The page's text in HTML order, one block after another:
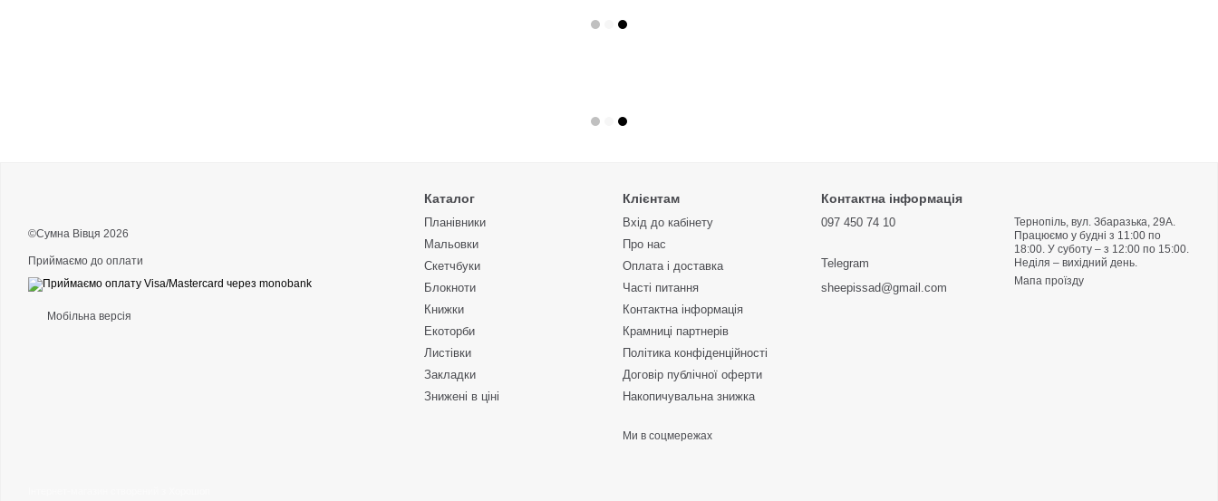
©Сумна Вівця 2026
Приймаємо до оплати
Мобільна версія
Каталог
Планівники
Мальовки
Скетчбуки
Блокноти
Книжки
Екоторби
Листівки
Закладки
Знижені в ціні
Клієнтам
Вхід до кабінету
Про нас
Оплата і доставка
Часті питання
Контактна інформація
Крамниці партнерів
Політика конфіденційності
Договір публічної оферти
Накопичувальна знижка
Ми в соцмережах
Контактна інформація
097 450 74 10
Telegram
sheepissad@gmail.com
Тернопіль, вул. Збаразька, 29А‎‎‎‎‎.
Працюємо у будні з 11:00 по
18:00. У суботу – з 12:00 по 15:00‏‎‏‎.
Неділя – вихідний день.
Мапа проїзду